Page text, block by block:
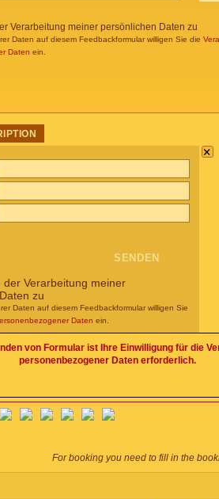
Verarbeitung meiner persönlichen Daten zu
Daten auf diesem Feedbackformular willigen Sie die
Daten ein.
×
der Verarbeitung meiner
zu
Daten auf diesem Feedbackformular willigen Sie
Daten ein.
von Formular ist Ihre Einwilligung für die
personenbezogener Daten erforderlich.
For booking you need to fill in the